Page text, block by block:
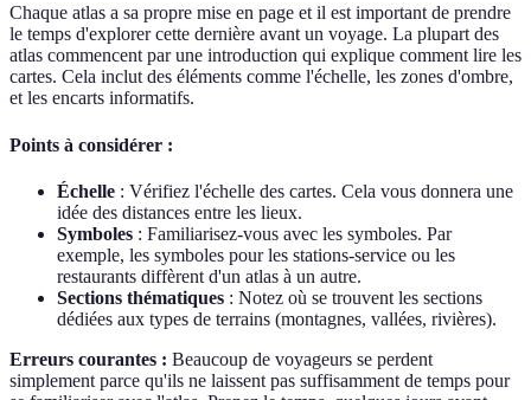
Chaque atlas a sa propre mise en page et il est important de prendre
le temps d'explorer cette dernière avant un voyage. La plupart des
atlas commencent par une introduction qui explique comment lire les
cartes. Cela inclut des éléments comme l'échelle, les zones d'ombre,
et les encarts informatifs.
Points à considérer :
Échelle : Vérifiez l'échelle des cartes. Cela vous donnera une
idée des distances entre les lieux.
Symboles : Familiarisez-vous avec les symboles. Par
exemple, les symboles pour les stations-service ou les
restaurants diffèrent d'un atlas à un autre.
Sections thématiques : Notez où se trouvent les sections
dédiées aux types de terrains (montagnes, vallées, rivières).
Erreurs courantes : Beaucoup de voyageurs se perdent
simplement parce qu'ils ne laissent pas suffisamment de temps pour